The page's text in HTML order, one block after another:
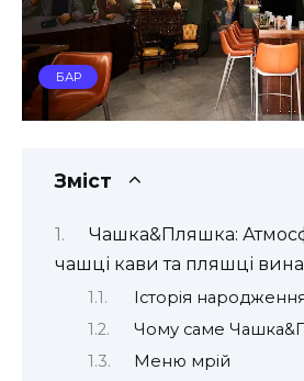
БАР
Зміст
Чашка&Пляшка:
чашці кави та пляшці вина
Історія
Чому саме
Меню мрій